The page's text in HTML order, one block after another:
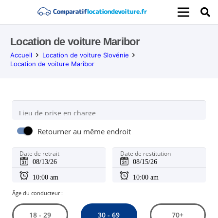
Location de voiture Maribor
Accueil
Location de voiture Slovénie
Location de voiture Maribor
Lieu de prise en charge
Retourner au même endroit
Date de retrait Date de restitution
Âge du conducteur :
18 - 29 30 - 69 70+